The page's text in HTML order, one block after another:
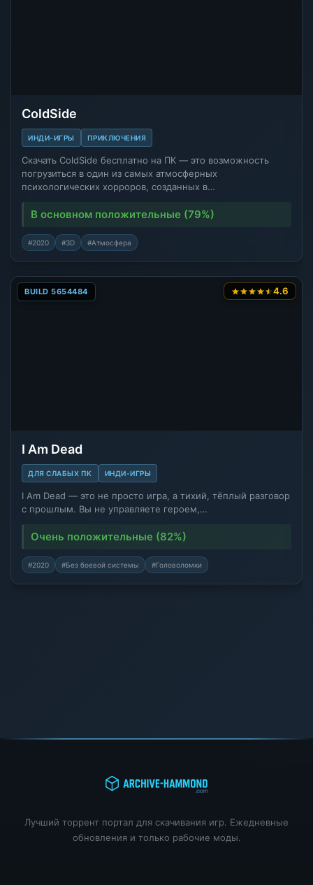
ColdSide
ИНДИ-ИГРЫ ПРИКЛЮЧЕНИЯ
Скачать ColdSide бесплатно на ПК — это возможность
погрузиться в один из самых атмосферных
психологических хорроров, созданных в…
В основном положительные (79%)
#2020 #3D #Атмосфера
BUILD 5654484 4.6
I Am Dead
ДЛЯ СЛАБЫХ ПК ИНДИ-ИГРЫ
I Am Dead — это не просто игра, а тихий, тёплый разговор
с прошлым. Вы не управляете героем,…
Очень положительные (82%)
#2020 #Без боевой системы #Головоломки
Лучший торрент портал для скачивания игр. Ежедневные
обновления и только рабочие моды.